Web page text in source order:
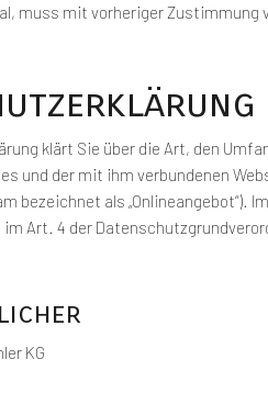
muss mit vorheriger Zustimmung
klärt Sie über die Art, den
und der mit ihm verbundenen
bezeichnet als „Onlineangebot“).
Art. 4 der
KG